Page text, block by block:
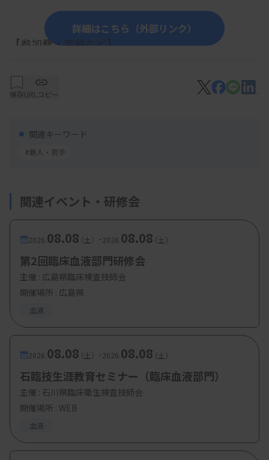
【参加費・定員など】
詳細はこちら（外部リンク）
保存URLコピー
関連キーワード
#新人・若手
関連イベント・研修会
2026. 08.08（土） -2026. 08.08（土）
第2回臨床血液部門研修会
主催 : 広島県臨床検査技師会
開催場所 : 広島県
血液
2026. 08.08（土） -2026. 08.08（土）
石臨技生涯教育セミナー（臨床血液部門）
主催 : 石川県臨床衛生検査技師会
開催場所 : WEB
血液